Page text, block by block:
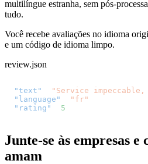
multilíngue estranha, sem pós-
tudo.
Você recebe avaliações no idioma
e um código de idioma limpo.
review.json
"text"
"Service impeccable,
"language"
"fr"
"rating"
5
Junte-se às empresas e
amam